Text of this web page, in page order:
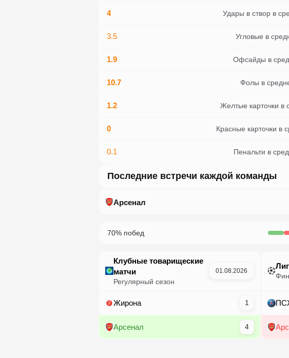
4 Удары в створ в
3.5 Угловые в
1.9 Офсайды в
10.7 Фолы в
1.2 Желтые карточки в
0 Красные карточки в
0.1 Пенальти в
Последние встречи каждой команды
Арсенал
70% побед
Клубные товарищеские
матчи
Регулярный сезон
01.08.2026
Жирона 1
Арсенал 4